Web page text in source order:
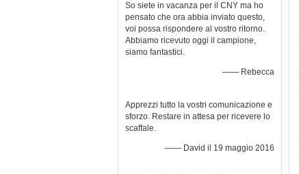
So siete in vacanza per il CNY ma ho
pensato che ora abbia inviato questo,
voi possa rispondere al vostro ritorno.
Abbiamo ricevuto oggi il campione,
siamo fantastici.
—— Rebecca
Apprezzi tutto la vostri comunicazione e
sforzo. Restare in attesa per ricevere lo
scaffale.
—— David il 19 maggio 2016